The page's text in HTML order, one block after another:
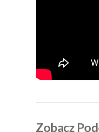
Zobacz